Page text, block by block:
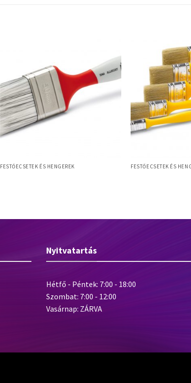
FESTŐECSETEK ÉS HENGEREK FESTŐECSETEK ÉS
Nyitvatartás
Hétfő - Péntek: 7:00 - 18:00
Szombat: 7:00 - 12:00
Vasárnap: ZÁRVA